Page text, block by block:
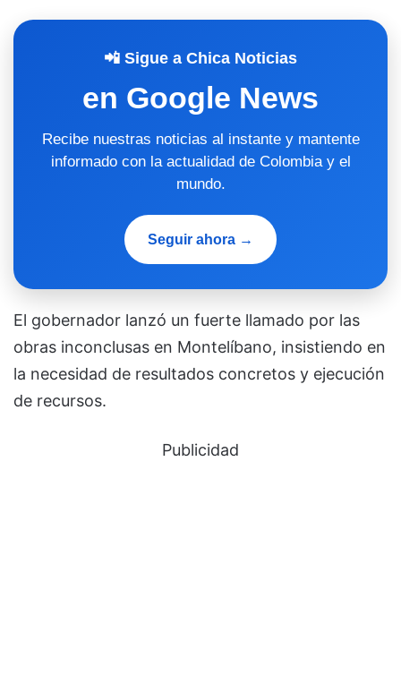
📲 Sigue a Chica Noticias
en Google News
Recibe nuestras noticias al instante y mantente
informado con la actualidad de Colombia y el
mundo.
Seguir ahora →
El gobernador lanzó un fuerte llamado por las
obras inconclusas en Montelíbano, insistiendo en
la necesidad de resultados concretos y ejecución
de recursos.
Publicidad